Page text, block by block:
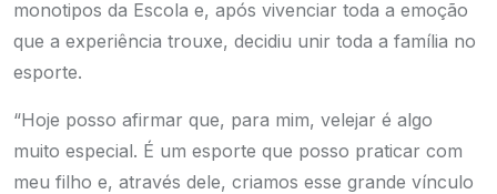
monotipos da Escola e, após vivenciar toda a emoção
que a experiência trouxe, decidiu unir toda a família no
esporte.
“Hoje posso afirmar que, para mim, velejar é algo
muito especial. É um esporte que posso praticar com
meu filho e, através dele, criamos esse grande vínculo